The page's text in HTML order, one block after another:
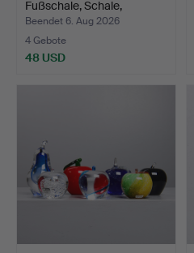
Fußschale, Schale,
Chribska,…
Beendet 6. Aug 2026
4 Gebote
48 USD